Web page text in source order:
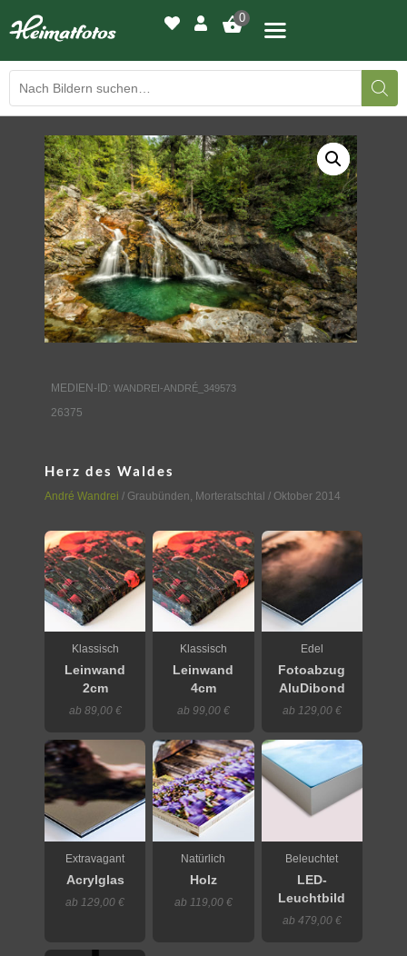
0
BILDERGALERIE
DRUCKQUALITÄTEN
LED-LEUCHTBILDER
WIR DRUCKEN IHR BILD
AUSSTELLUNGEN
KONTAKT
MEDIEN-ID: WANDREI-ANDRÉ_349573
26375
Herz des Waldes
André Wandrei / Graubünden, Morteratschtal / Oktober 2014
Klassisch
Leinwand
2cm
ab 89,00 €
Klassisch
Leinwand
4cm
ab 99,00 €
Edel
Fotoabzug
AluDibond
ab 129,00 €
Extravagant
Acrylglas
ab 129,00 €
Natürlich
Holz
ab 119,00 €
Beleuchtet
LED-
Leuchtbild
ab 479,00 €